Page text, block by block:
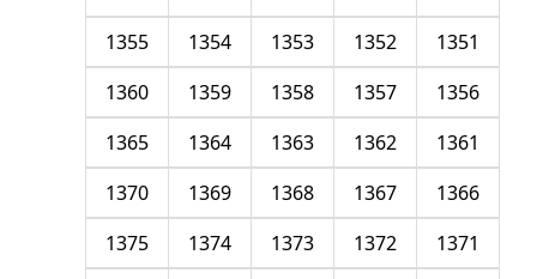
1351
1352
1353
1354
1355
1356
1357
1358
1359
1360
1361
1362
1363
1364
1365
1366
1367
1368
1369
1370
1371
1372
1373
1374
1375